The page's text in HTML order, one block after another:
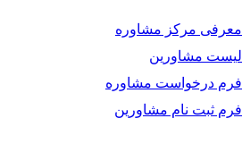
معرفی مرکز مشاوره
لیست مشاورین
فرم درخواست مشاوره
فرم ثبت نام مشاورین